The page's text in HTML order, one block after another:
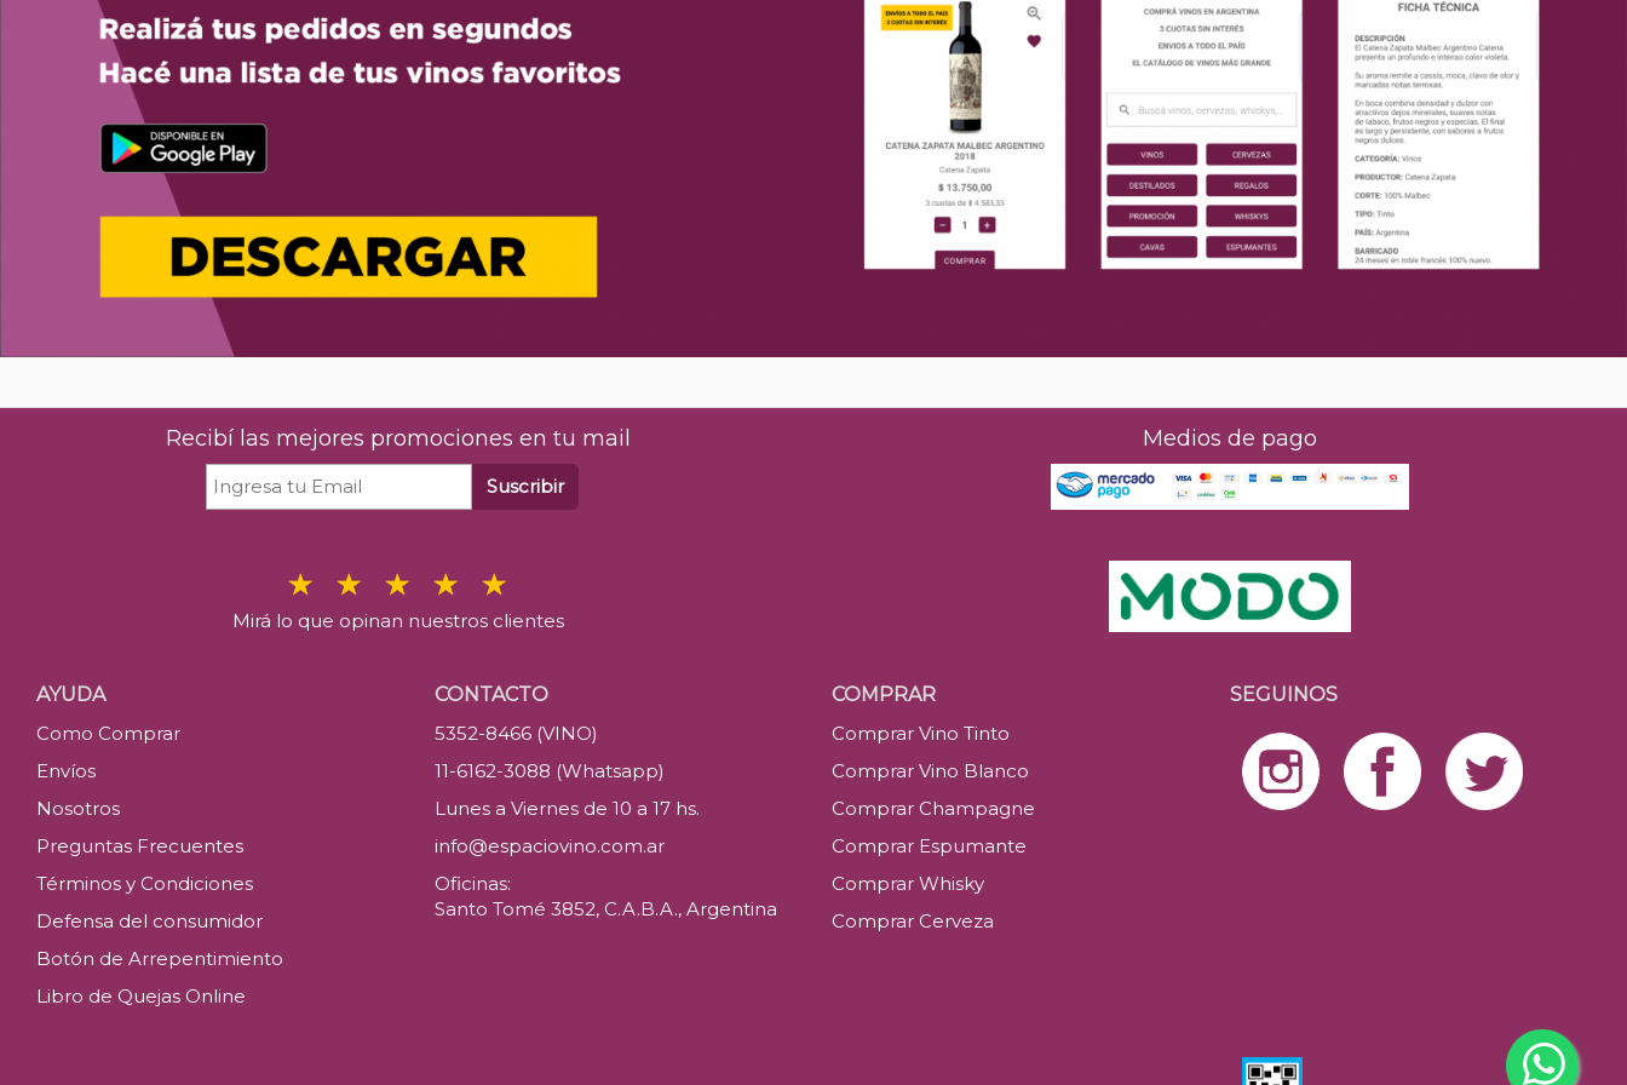
Recibí las mejores promociones en tu mail
Suscribir
Mirá lo que opinan nuestros clientes
Medios de pago
AYUDA
Como Comprar
Envíos
Nosotros
Preguntas Frecuentes
Términos y Condiciones
Defensa del consumidor
Botón de Arrepentimiento
Libro de Quejas Online
CONTACTO
5352-8466 (VINO)
11-6162-3088 (Whatsapp)
Lunes a Viernes de 10 a 17 hs.
info@espaciovino.com.ar
Oficinas:
Santo Tomé 3852, C.A.B.A., Argentina
COMPRAR
Comprar Vino Tinto
Comprar Vino Blanco
Comprar Champagne
Comprar Espumante
Comprar Whisky
Comprar Cerveza
SEGUINOS